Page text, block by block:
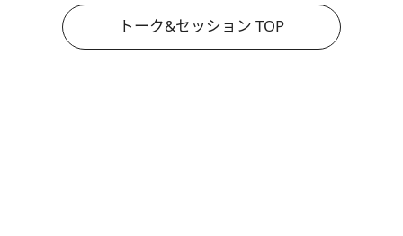
トーク&セッション TOP